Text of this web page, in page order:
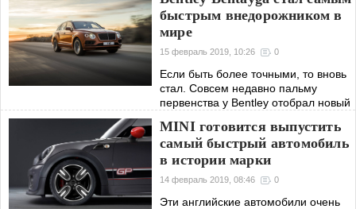
быстрым внедорожником в
мире
15 февраль 2019, 10:26 0
Если быть более точными, то вновь
стал. Совсем недавно пальму
первенства у Bentley отобрал новый
Lamborghini Urus.
MINI готовится выпустить
самый быстрый автомобиль
в истории марки
14 февраль 2019, 08:46 0
Эти английские автомобили очень